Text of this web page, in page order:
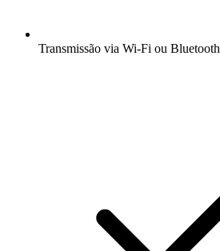
Transmissão via Wi-Fi ou Bluetooth